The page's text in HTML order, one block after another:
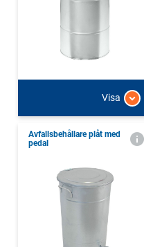
Visa
Avfallsbehållare plåt med
pedal